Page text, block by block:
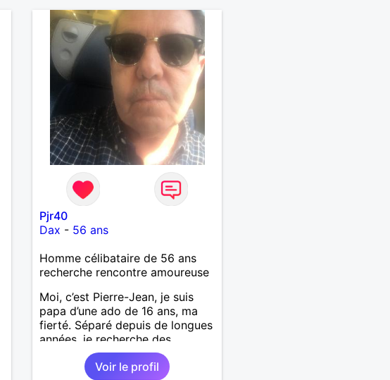
contrainte. Digne de confiance à
la femme qui voudras m 'en
accorder en toute sincérité.
Pour le reste venez me
découvrir par un échange.
Pjr40
Dax - 56 ans
Homme célibataire de 56 ans
recherche rencontre amoureuse
Moi, c’est Pierre-Jean, je suis
papa d’une ado de 16 ans, ma
fierté. Séparé depuis de longues
années, je recherche des
affinités amicales afin de
rompre une solitude parfois
Voir le profil